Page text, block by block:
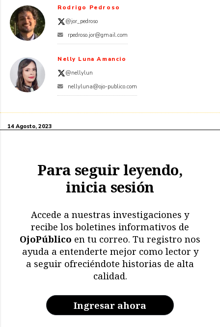
Rodrigo Pedroso
@jor_pedroso
rpedroso.jor@gmail.com
Nelly Luna Amancio
@nellylun
nellyluna@ojo-publico.com
14 Agosto, 2023
Para seguir leyendo,
inicia sesión
Accede a nuestras investigaciones y
recibe los boletines informativos de
OjoPúblico en tu correo. Tu registro nos
ayuda a entenderte mejor como lector y
a seguir ofreciéndote historias de alta
calidad.
Ingresar ahora